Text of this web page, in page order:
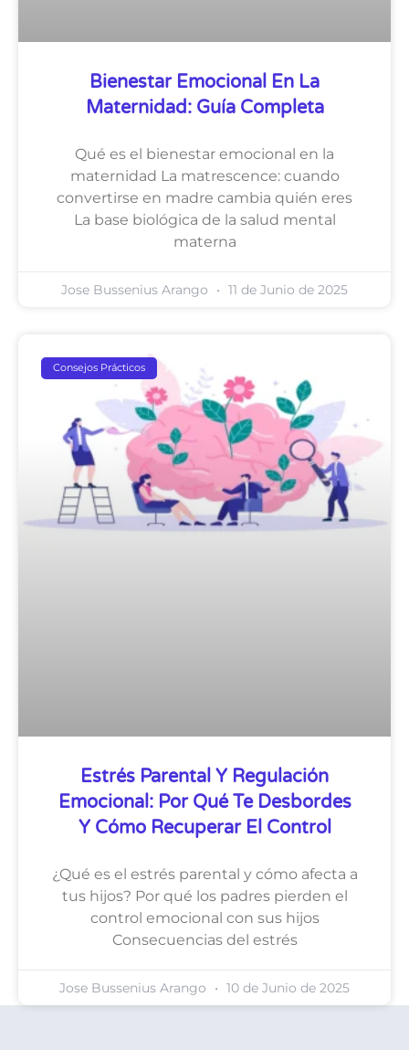
Bienestar Emocional En La
Maternidad: Guía Completa
Qué es el bienestar emocional en la
maternidad La matrescence: cuando
convertirse en madre cambia quién eres
La base biológica de la salud mental
materna
Jose Bussenius Arango 11 de Junio de 2025
Consejos Prácticos
Estrés Parental Y Regulación
Emocional: Por Qué Te Desbordes
Y Cómo Recuperar El Control
¿Qué es el estrés parental y cómo afecta a
tus hijos? Por qué los padres pierden el
control emocional con sus hijos
Consecuencias del estrés
Jose Bussenius Arango 10 de Junio de 2025